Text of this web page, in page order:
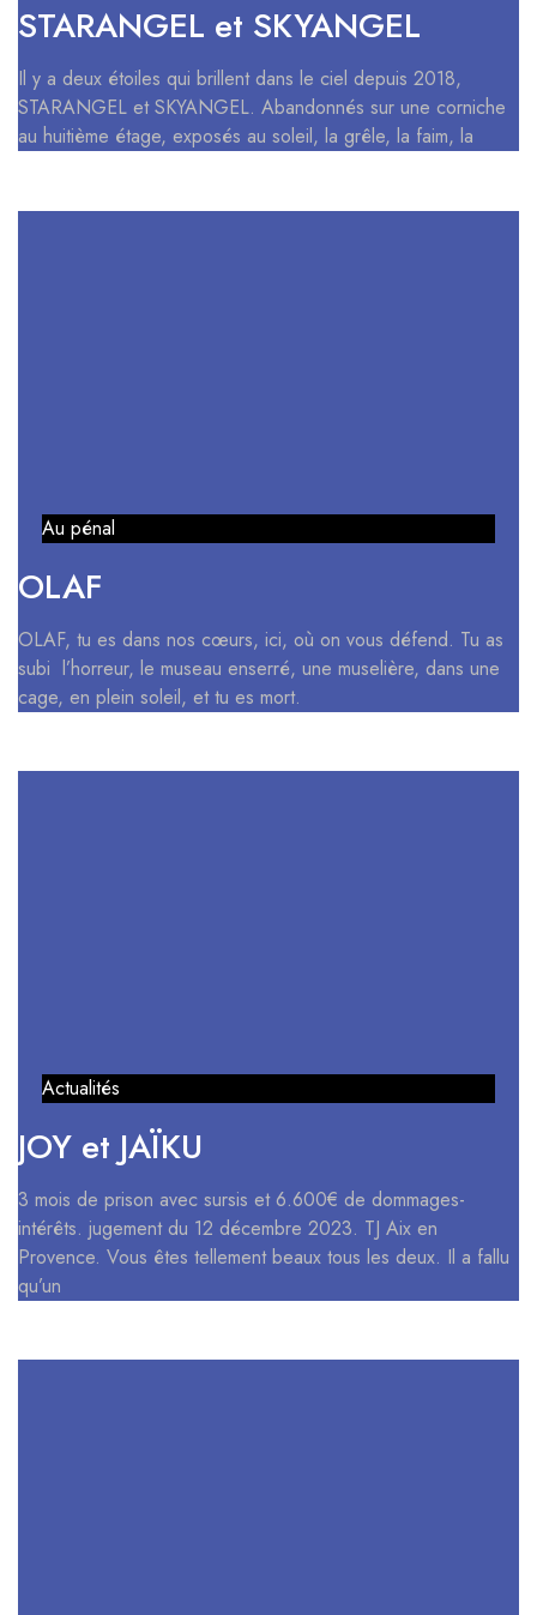
STARANGEL et SKYANGEL
Il y a deux étoiles qui brillent dans le ciel depuis 2018,
STARANGEL et SKYANGEL. Abandonnés sur une corniche
au huitième étage, exposés au soleil, la grêle, la faim, la
Au pénal
OLAF
OLAF, tu es dans nos cœurs, ici, où on vous défend. Tu as
subi l’horreur, le museau enserré, une muselière, dans une
cage, en plein soleil, et tu es mort.
Actualités
JOY et JAÏKU
3 mois de prison avec sursis et 6.600€ de dommages-
intérêts. jugement du 12 décembre 2023. TJ Aix en
Provence. Vous êtes tellement beaux tous les deux. Il a fallu
qu’un